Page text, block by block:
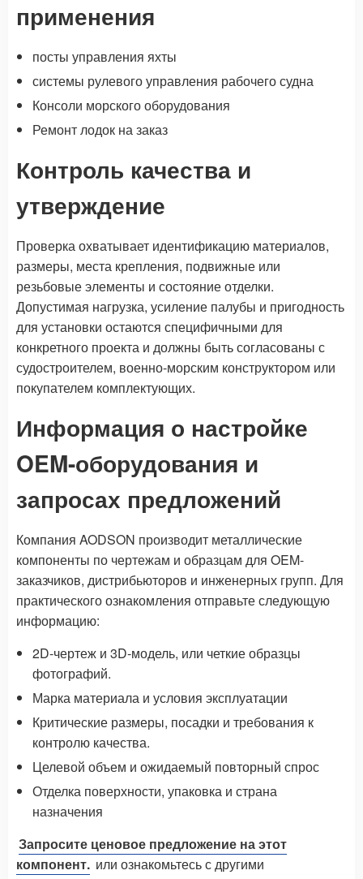
применения
посты управления яхты
системы рулевого управления рабочего судна
Консоли морского оборудования
Ремонт лодок на заказ
Контроль качества и
утверждение
Проверка охватывает идентификацию материалов,
размеры, места крепления, подвижные или
резьбовые элементы и состояние отделки.
Допустимая нагрузка, усиление палубы и пригодность
для установки остаются специфичными для
конкретного проекта и должны быть согласованы с
судостроителем, военно-морским конструктором или
покупателем комплектующих.
Информация о настройке
OEM-оборудования и
запросах предложений
Компания AODSON производит металлические
компоненты по чертежам и образцам для OEM-
заказчиков, дистрибьюторов и инженерных групп. Для
практического ознакомления отправьте следующую
информацию:
2D-чертеж и 3D-модель, или четкие образцы
фотографий.
Марка материала и условия эксплуатации
Критические размеры, посадки и требования к
контролю качества.
Целевой объем и ожидаемый повторный спрос
Отделка поверхности, упаковка и страна
назначения
Запросите ценовое предложение на этот
компонент. или ознакомьтесь с другими